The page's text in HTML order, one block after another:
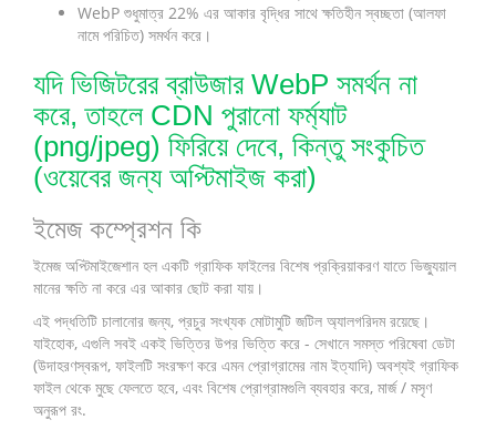
WebP শুধুমাত্র 22% এর আকার বৃদ্ধির সাথে ক্ষতিহীন স্বচ্ছতা (আলফা
নামে পরিচিত) সমর্থন করে।
যদি ভিজিটরের ব্রাউজার WebP সমর্থন না
করে, তাহলে CDN পুরানো ফর্ম্যাট
(png/jpeg) ফিরিয়ে দেবে, কিন্তু সংকুচিত
(ওয়েবের জন্য অপ্টিমাইজ করা)
ইমেজ কম্প্রেশন কি
ইমেজ অপ্টিমাইজেশান হল একটি গ্রাফিক ফাইলের বিশেষ প্রক্রিয়াকরণ যাতে ভিজ্যুয়াল
মানের ক্ষতি না করে এর আকার ছোট করা যায়।
এই পদ্ধতিটি চালানোর জন্য, প্রচুর সংখ্যক মোটামুটি জটিল অ্যালগরিদম রয়েছে।
যাইহোক, এগুলি সবই একই ভিত্তির উপর ভিত্তি করে - সেখানে সমস্ত পরিষেবা ডেটা
(উদাহরণস্বরূপ, ফাইলটি সংরক্ষণ করে এমন প্রোগ্রামের নাম ইত্যাদি) অবশ্যই গ্রাফিক
ফাইল থেকে মুছে ফেলতে হবে, এবং বিশেষ প্রোগ্রামগুলি ব্যবহার করে, মার্জ / মসৃণ
অনুরূপ রং.